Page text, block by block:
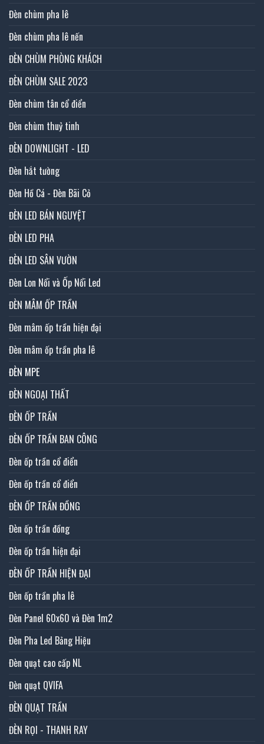
Đèn chùm pha lê
Đèn chùm pha lê nến
ĐÈN CHÙM PHÒNG KHÁCH
ĐÈN CHÙM SALE 2023
Đèn chùm tân cổ điển
Đèn chùm thuỷ tinh
ĐÈN DOWNLIGHT - LED
Đèn hắt tường
Đèn Hồ Cá - Đèn Bãi Cỏ
ĐÈN LED BÁN NGUYỆT
ĐÈN LED PHA
ĐÈN LED SÂN VƯỜN
Đèn Lon Nổi và Ốp Nổi Led
ĐÈN MÂM ỐP TRẦN
Đèn mâm ốp trần hiện đại
Đèn mâm ốp trần pha lê
ĐÈN MPE
ĐÈN NGOẠI THẤT
ĐÈN ỐP TRẦN
ĐÈN ỐP TRẦN BAN CÔNG
Đèn ốp trần cổ điển
Đèn ốp trần cổ điển
ĐÈN ỐP TRẦN ĐỒNG
Đèn ốp trần đồng
Đèn ốp trần hiện đại
ĐÈN ỐP TRẦN HIỆN ĐẠI
Đèn ốp trần pha lê
Đèn Panel 60x60 và Đèn 1m2
Đèn Pha Led Bảng Hiệu
Đèn quạt cao cấp NL
Đèn quạt QVIFA
ĐÈN QUẠT TRẦN
ĐÈN RỌI - THANH RAY